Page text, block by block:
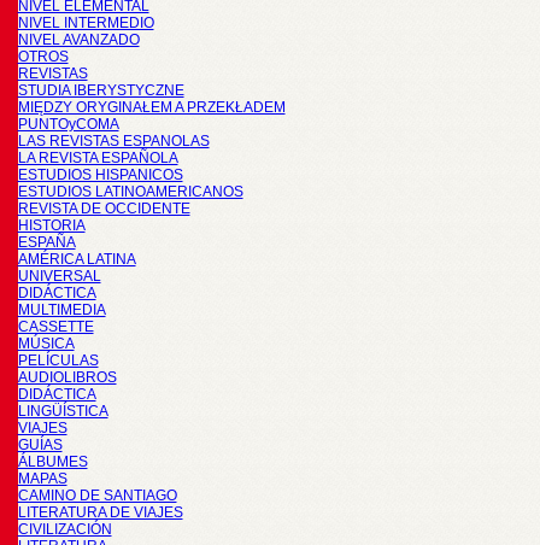
NIVEL ELEMENTAL
NIVEL INTERMEDIO
NIVEL AVANZADO
OTROS
REVISTAS
STUDIA IBERYSTYCZNE
MIĘDZY ORYGINAŁEM A PRZEKŁADEM
PUNTOyCOMA
LAS REVISTAS ESPANOLAS
LA REVISTA ESPAÑOLA
ESTUDIOS HISPANICOS
ESTUDIOS LATINOAMERICANOS
REVISTA DE OCCIDENTE
HISTORIA
ESPAÑA
AMÉRICA LATINA
UNIVERSAL
DIDÁCTICA
MULTIMEDIA
CASSETTE
MÚSICA
PELÍCULAS
AUDIOLIBROS
DIDÁCTICA
LINGÜÍSTICA
VIAJES
GUÍAS
ÁLBUMES
MAPAS
CAMINO DE SANTIAGO
LITERATURA DE VIAJES
CIVILIZACIÓN